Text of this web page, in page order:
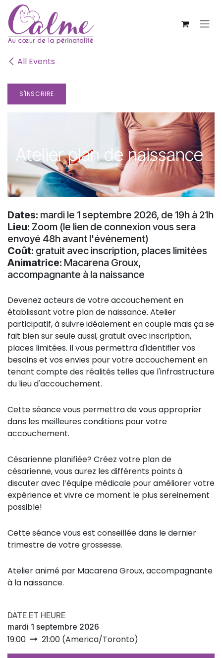
SE RENDRE AU CONTENU
All Events
S'INSCRIRE
Atelier plan de naissance
Dates: mardi le 1 septembre 2026, de 19h à 21h
Lieu: Zoom (le lien de connexion vous sera
envoyé 48h avant l'événement)
Coût: gratuit avec inscription, places limitées
Animatrice: Macarena Groux,
accompagnante à la naissance
Devenez acteurs de votre accouchement en
établissant votre plan de naissance. Atelier
participatif, à suivre idéalement en couple mais ça se
fait bien sur seule aussi, gratuit avec inscription,
places limitées. Il vous permettra d'identifier vos
besoins et vos envies pour votre accouchement en
tenant compte des réalités telles que l'infrastructure
du lieu d'accouchement.
Cette séance vous permettra de vous approprier
dans les meilleures conditions pour votre
accouchement.
Césarienne planifiée? Créez votre plan de
césarienne, vous aurez les différents points à
discuter avec l’équipe médicale pour améliorer votre
expérience et vivre ce moment le plus sereinement
possible!
Cette séance vous est conseillée dans le dernier
trimestre de votre grossesse.
Atelier animé par Macarena Groux, accompagnante
à la naissance.
DATE ET HEURE
mardi 1 septembre 2026
19:00 21:00 (America/Toronto)